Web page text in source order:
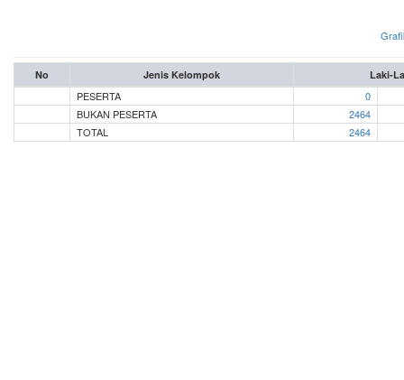
No Jenis Kelompok Laki-
PESERTA
0
BUKAN PESERTA
2464
TOTAL
2464